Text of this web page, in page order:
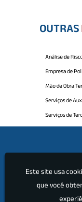
OUTRAS
Análise de
Empresa de
Mão de Obra
Serviços de
Serviços de
Terceirização
Este site usa
que você